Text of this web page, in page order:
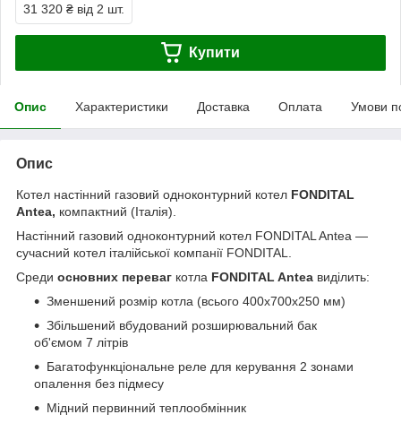
31 320 ₴ від 2 шт.
Купити
Опис Характеристики Доставка Оплата Умови
Опис
Котел настінний газовий одноконтурний котел FONDITAL
Antea, компактний (Італія).
Настінний газовий одноконтурний котел FONDITAL Antea —
сучасний котел італійської компанії FONDITAL.
Среди основних переваг котла FONDITAL Antea виділить:
Зменшений розмір котла (всього 400х700х250 мм)
Збільшений вбудований розширювальний бак
об'ємом 7 літрів
Багатофункціональне реле для керування 2 зонами
опалення без підмесу
Мідний первинний теплообмінник